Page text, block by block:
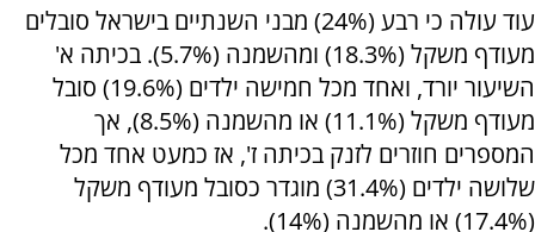
עוד עולה כי רבע (24%) מבני השנתיים בישראל סובלים
מעודף משקל (18.3%) ומהשמנה (5.7%). בכיתה א'
השיעור יורד, ואחד מכל חמישה ילדים (19.6%) סובל
מעודף משקל (11.1%) או מהשמנה (8.5%), אך
המספרים חוזרים לזנק בכיתה ז', אז כמעט אחד מכל
שלושה ילדים (31.4%) מוגדר כסובל מעודף משקל
(17.4%) או מהשמנה (14%).